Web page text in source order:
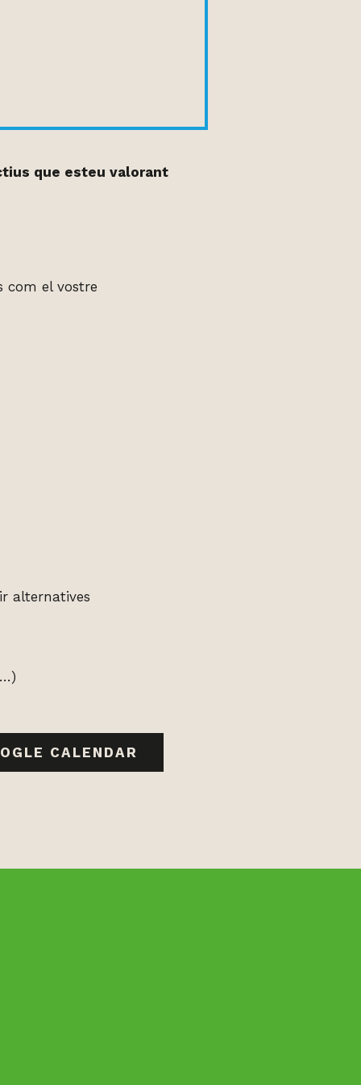
que esteu valorant
com el vostre
alternatives
CALENDAR